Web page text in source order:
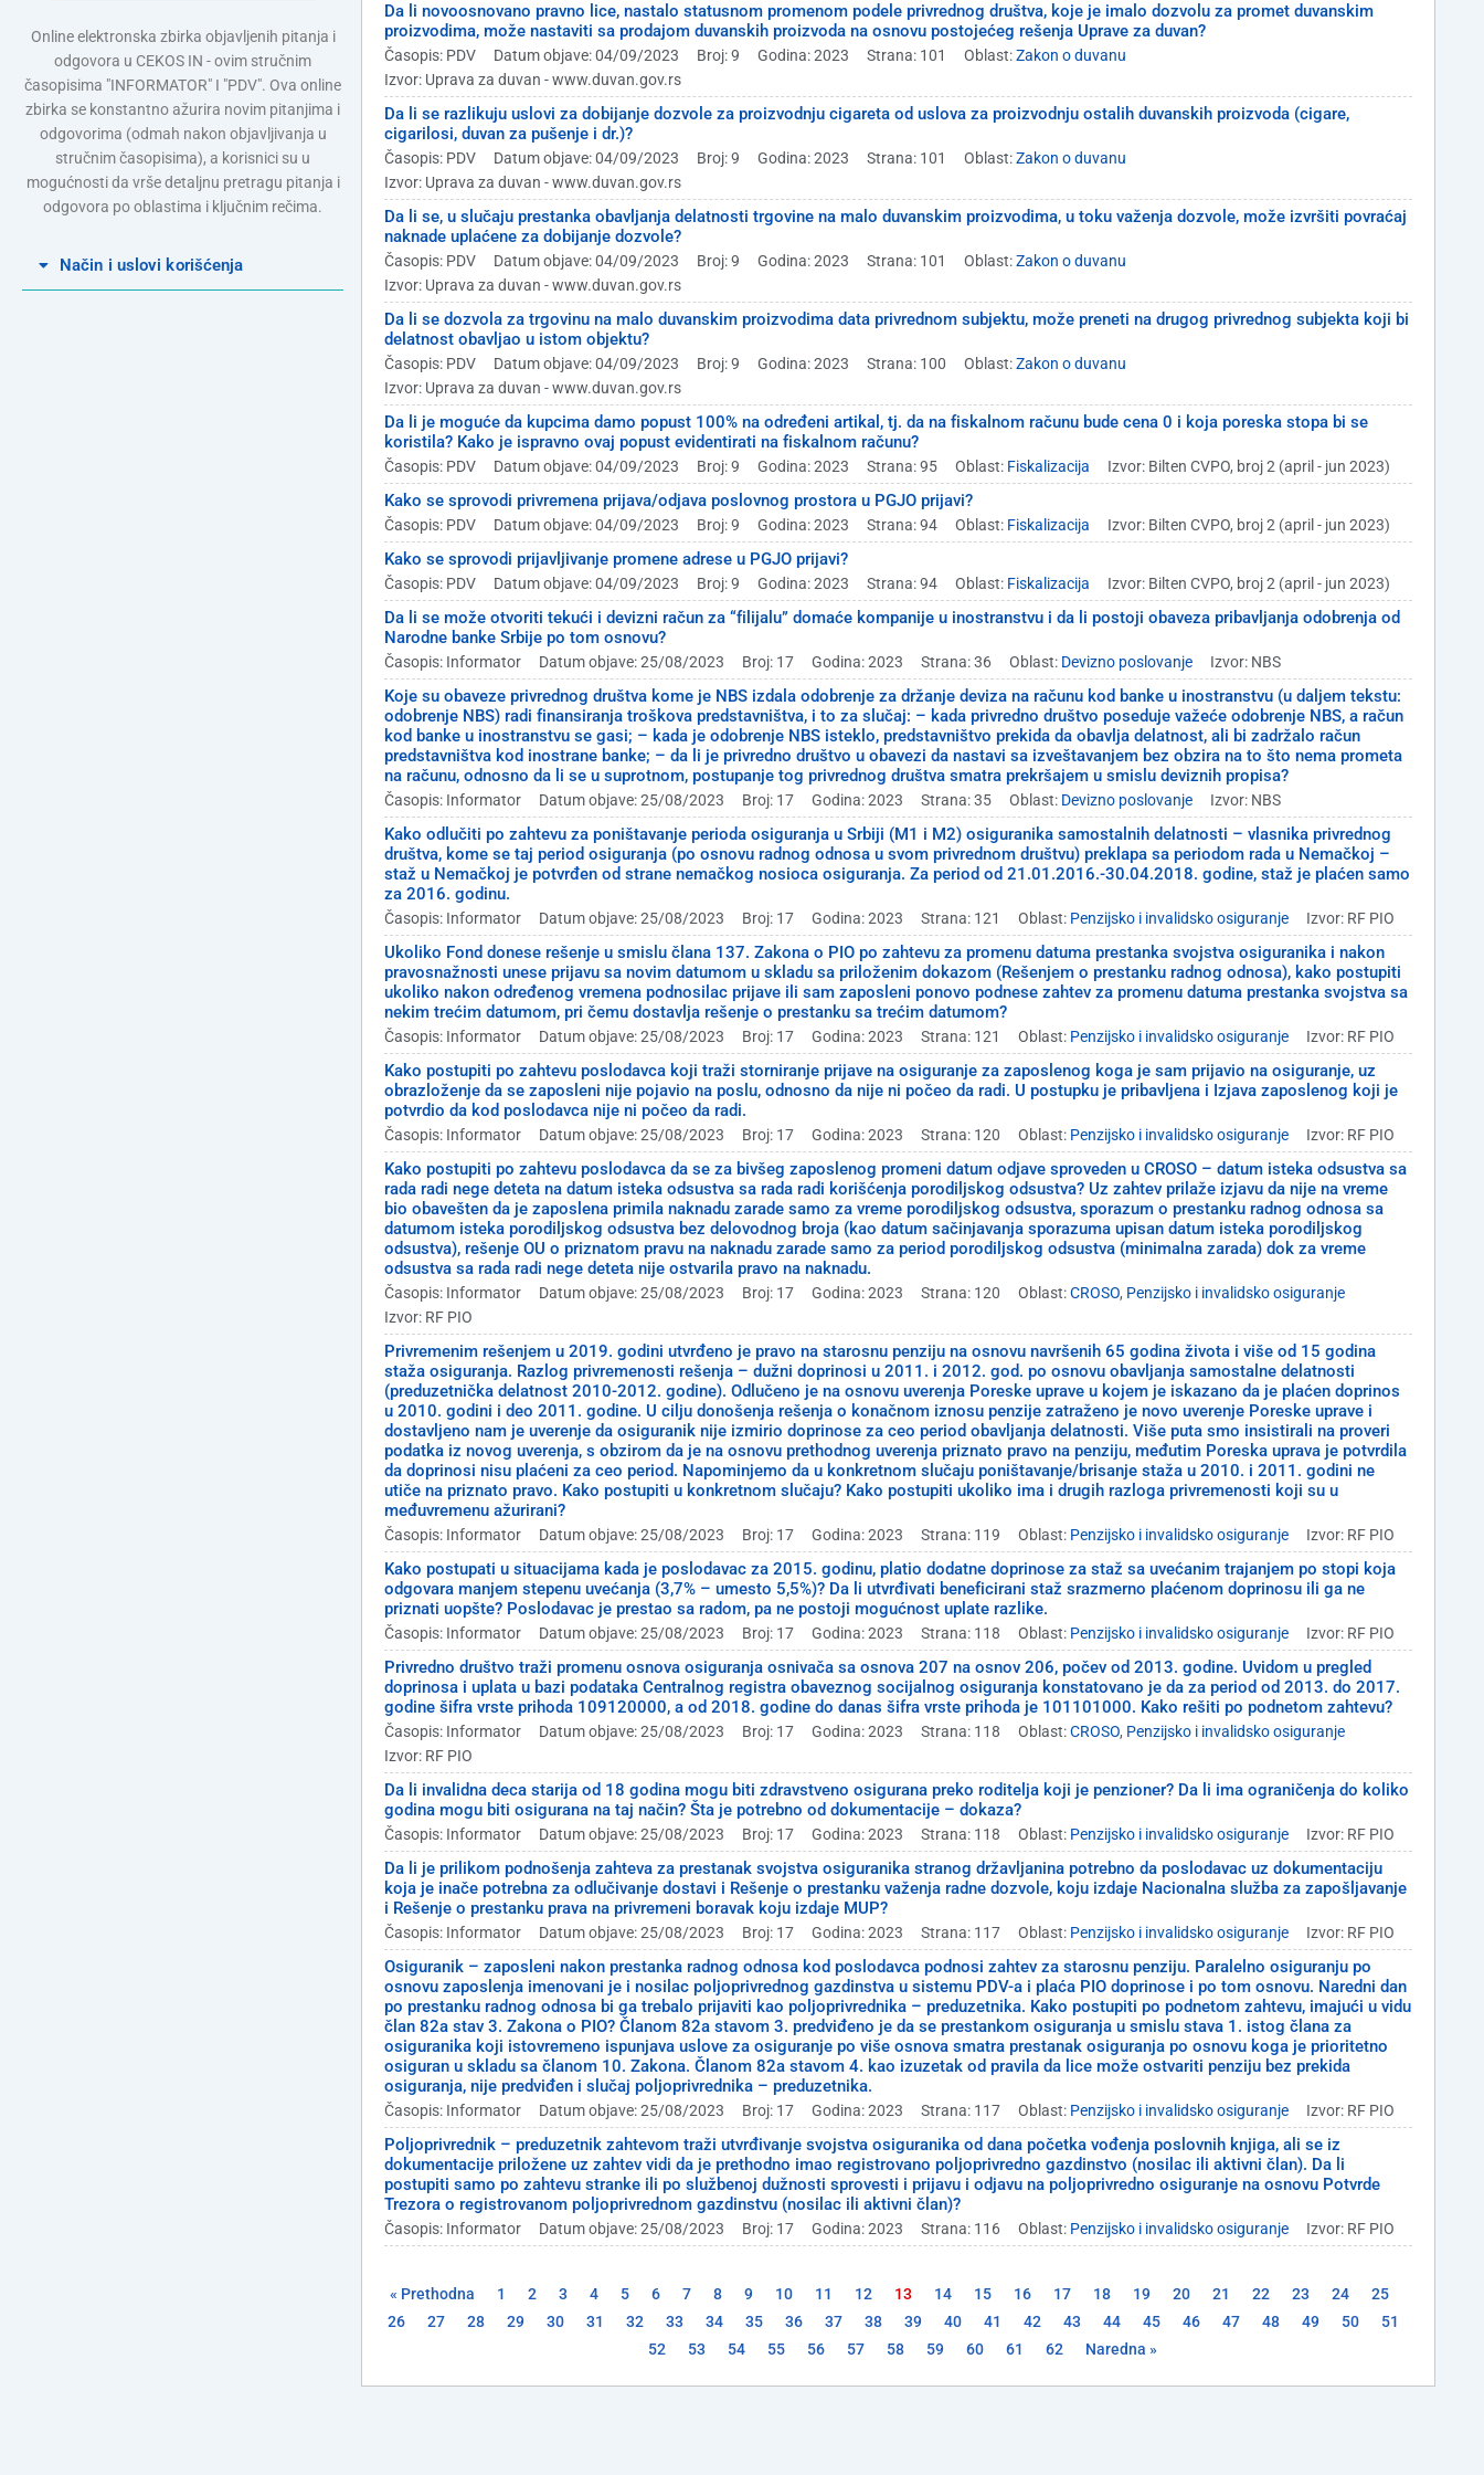
Online elektronska zbirka objavljenih pitanja i
odgovora u CEKOS IN - ovim stručnim
časopisima "INFORMATOR" I "PDV". Ova online
zbirka se konstantno ažurira novim pitanjima i
odgovorima (odmah nakon objavljivanja u
stručnim časopisima), a korisnici su u
mogućnosti da vrše detaljnu pretragu pitanja i
odgovora po oblastima i ključnim rečima.
Način i uslovi korišćenja
Da li novoosnovano pravno lice, nastalo statusnom promenom podele privrednog društva, koje je imalo dozvolu za promet duvanskim
proizvodima, može nastaviti sa prodajom duvanskih proizvoda na osnovu postojećeg rešenja Uprave za duvan?
Časopis: PDV Datum objave: 04/09/2023 Broj: 9 Godina: 2023 Strana: 101 Oblast:Zakon o duvanu
Izvor: Uprava za duvan - www.duvan.gov.rs
Da li se razlikuju uslovi za dobijanje dozvole za proizvodnju cigareta od uslova za proizvodnju ostalih duvanskih proizvoda (cigare,
cigarilosi, duvan za pušenje i dr.)?
Časopis: PDV Datum objave: 04/09/2023 Broj: 9 Godina: 2023 Strana: 101 Oblast:Zakon o duvanu
Izvor: Uprava za duvan - www.duvan.gov.rs
Da li se, u slučaju prestanka obavljanja delatnosti trgovine na malo duvanskim proizvodima, u toku važenja dozvole, može izvršiti povraćaj
naknade uplaćene za dobijanje dozvole?
Časopis: PDV Datum objave: 04/09/2023 Broj: 9 Godina: 2023 Strana: 101 Oblast:Zakon o duvanu
Izvor: Uprava za duvan - www.duvan.gov.rs
Da li se dozvola za trgovinu na malo duvanskim proizvodima data privrednom subjektu, može preneti na drugog privrednog subjekta koji bi
delatnost obavljao u istom objektu?
Časopis: PDV Datum objave: 04/09/2023 Broj: 9 Godina: 2023 Strana: 100 Oblast:Zakon o duvanu
Izvor: Uprava za duvan - www.duvan.gov.rs
Da li je moguće da kupcima damo popust 100% na određeni artikal, tj. da na fiskalnom računu bude cena 0 i koja poreska stopa bi se
koristila? Kako je ispravno ovaj popust evidentirati na fiskalnom računu?
Časopis: PDV Datum objave: 04/09/2023 Broj: 9 Godina: 2023 Strana: 95 Oblast: Fiskalizacija Izvor: Bilten CVPO, broj 2 (april - jun 2023)
Kako se sprovodi privremena prijava/odjava poslovnog prostora u PGJO prijavi?
Časopis: PDV Datum objave: 04/09/2023 Broj: 9 Godina: 2023 Strana: 94 Oblast: Fiskalizacija Izvor: Bilten CVPO, broj 2 (april - jun 2023)
Kako se sprovodi prijavljivanje promene adrese u PGJO prijavi?
Časopis: PDV Datum objave: 04/09/2023 Broj: 9 Godina: 2023 Strana: 94 Oblast: Fiskalizacija Izvor: Bilten CVPO, broj 2 (april - jun 2023)
Da li se može otvoriti tekući i devizni račun za “filijalu” domaće kompanije u inostranstvu i da li postoji obaveza pribavljanja odobrenja od
Narodne banke Srbije po tom osnovu?
Časopis: Informator Datum objave: 25/08/2023 Broj: 17 Godina: 2023 Strana: 36 Oblast: Devizno poslovanje Izvor: NBS
Koje su obaveze privrednog društva kome je NBS izdala odobrenje za držanje deviza na računu kod banke u inostranstvu (u daljem tekstu:
odobrenje NBS) radi finansiranja troškova predstavništva, i to za slučaj: – kada privredno društvo poseduje važeće odobrenje NBS, a račun
kod banke u inostranstvu se gasi; – kada je odobrenje NBS isteklo, predstavništvo prekida da obavlja delatnost, ali bi zadržalo račun
predstavništva kod inostrane banke; – da li je privredno društvo u obavezi da nastavi sa izveštavanjem bez obzira na to što nema prometa
na računu, odnosno da li se u suprotnom, postupanje tog privrednog društva smatra prekršajem u smislu deviznih propisa?
Časopis: Informator Datum objave: 25/08/2023 Broj: 17 Godina: 2023 Strana: 35 Oblast: Devizno poslovanje Izvor: NBS
Kako odlučiti po zahtevu za poništavanje perioda osiguranja u Srbiji (M1 i M2) osiguranika samostalnih delatnosti – vlasnika privrednog
društva, kome se taj period osiguranja (po osnovu radnog odnosa u svom privrednom društvu) preklapa sa periodom rada u Nemačkoj –
staž u Nemačkoj je potvrđen od strane nemačkog nosioca osiguranja. Za period od 21.01.2016.-30.04.2018. godine, staž je plaćen samo
za 2016. godinu.
Časopis: Informator Datum objave: 25/08/2023 Broj: 17 Godina: 2023 Strana: 121 Oblast: Penzijsko i invalidsko osiguranje Izvor: RF PIO
Ukoliko Fond donese rešenje u smislu člana 137. Zakona o PIO po zahtevu za promenu datuma prestanka svojstva osiguranika i nakon
pravosnažnosti unese prijavu sa novim datumom u skladu sa priloženim dokazom (Rešenjem o prestanku radnog odnosa), kako postupiti
ukoliko nakon određenog vremena podnosilac prijave ili sam zaposleni ponovo podnese zahtev za promenu datuma prestanka svojstva sa
nekim trećim datumom, pri čemu dostavlja rešenje o prestanku sa trećim datumom?
Časopis: Informator Datum objave: 25/08/2023 Broj: 17 Godina: 2023 Strana: 121 Oblast: Penzijsko i invalidsko osiguranje Izvor: RF PIO
Kako postupiti po zahtevu poslodavca koji traži storniranje prijave na osiguranje za zaposlenog koga je sam prijavio na osiguranje, uz
obrazloženje da se zaposleni nije pojavio na poslu, odnosno da nije ni počeo da radi. U postupku je pribavljena i Izjava zaposlenog koji je
potvrdio da kod poslodavca nije ni počeo da radi.
Časopis: Informator Datum objave: 25/08/2023 Broj: 17 Godina: 2023 Strana: 120 Oblast: Penzijsko i invalidsko osiguranje Izvor: RF PIO
Kako postupiti po zahtevu poslodavca da se za bivšeg zaposlenog promeni datum odjave sproveden u CROSO – datum isteka odsustva sa
rada radi nege deteta na datum isteka odsustva sa rada radi korišćenja porodiljskog odsustva? Uz zahtev prilaže izjavu da nije na vreme
bio obavešten da je zaposlena primila naknadu zarade samo za vreme porodiljskog odsustva, sporazum o prestanku radnog odnosa sa
datumom isteka porodiljskog odsustva bez delovodnog broja (kao datum sačinjavanja sporazuma upisan datum isteka porodiljskog
odsustva), rešenje OU o priznatom pravu na naknadu zarade samo za period porodiljskog odsustva (minimalna zarada) dok za vreme
odsustva sa rada radi nege deteta nije ostvarila pravo na naknadu.
Časopis: Informator Datum objave: 25/08/2023 Broj: 17 Godina: 2023 Strana: 120 Oblast:CROSO, Penzijsko i invalidsko osiguranje
Izvor: RF PIO
Privremenim rešenjem u 2019. godini utvrđeno je pravo na starosnu penziju na osnovu navršenih 65 godina života i više od 15 godina
staža osiguranja. Razlog privremenosti rešenja – dužni doprinosi u 2011. i 2012. god. po osnovu obavljanja samostalne delatnosti
(preduzetnička delatnost 2010-2012. godine). Odlučeno je na osnovu uverenja Poreske uprave u kojem je iskazano da je plaćen doprinos
u 2010. godini i deo 2011. godine. U cilju donošenja rešenja o konačnom iznosu penzije zatraženo je novo uverenje Poreske uprave i
dostavljeno nam je uverenje da osiguranik nije izmirio doprinose za ceo period obavljanja delatnosti. Više puta smo insistirali na proveri
podatka iz novog uverenja, s obzirom da je na osnovu prethodnog uverenja priznato pravo na penziju, međutim Poreska uprava je potvrdila
da doprinosi nisu plaćeni za ceo period. Napominjemo da u konkretnom slučaju poništavanje/brisanje staža u 2010. i 2011. godini ne
utiče na priznato pravo. Kako postupiti u konkretnom slučaju? Kako postupiti ukoliko ima i drugih razloga privremenosti koji su u
međuvremenu ažurirani?
Časopis: Informator Datum objave: 25/08/2023 Broj: 17 Godina: 2023 Strana: 119 Oblast: Penzijsko i invalidsko osiguranje Izvor: RF PIO
Kako postupati u situacijama kada je poslodavac za 2015. godinu, platio dodatne doprinose za staž sa uvećanim trajanjem po stopi koja
odgovara manjem stepenu uvećanja (3,7% – umesto 5,5%)? Da li utvrđivati beneficirani staž srazmerno plaćenom doprinosu ili ga ne
priznati uopšte? Poslodavac je prestao sa radom, pa ne postoji mogućnost uplate razlike.
Časopis: Informator Datum objave: 25/08/2023 Broj: 17 Godina: 2023 Strana: 118 Oblast: Penzijsko i invalidsko osiguranje Izvor: RF PIO
Privredno društvo traži promenu osnova osiguranja osnivača sa osnova 207 na osnov 206, počev od 2013. godine. Uvidom u pregled
doprinosa i uplata u bazi podataka Centralnog registra obaveznog socijalnog osiguranja konstatovano je da za period od 2013. do 2017.
godine šifra vrste prihoda 109120000, a od 2018. godine do danas šifra vrste prihoda je 101101000. Kako rešiti po podnetom zahtevu?
Časopis: Informator Datum objave: 25/08/2023 Broj: 17 Godina: 2023 Strana: 118 Oblast:CROSO, Penzijsko i invalidsko osiguranje
Izvor: RF PIO
Da li invalidna deca starija od 18 godina mogu biti zdravstveno osigurana preko roditelja koji je penzioner? Da li ima ograničenja do koliko
godina mogu biti osigurana na taj način? Šta je potrebno od dokumentacije – dokaza?
Časopis: Informator Datum objave: 25/08/2023 Broj: 17 Godina: 2023 Strana: 118 Oblast: Penzijsko i invalidsko osiguranje Izvor: RF PIO
Da li je prilikom podnošenja zahteva za prestanak svojstva osiguranika stranog državljanina potrebno da poslodavac uz dokumentaciju
koja je inače potrebna za odlučivanje dostavi i Rešenje o prestanku važenja radne dozvole, koju izdaje Nacionalna služba za zapošljavanje
i Rešenje o prestanku prava na privremeni boravak koju izdaje MUP?
Časopis: Informator Datum objave: 25/08/2023 Broj: 17 Godina: 2023 Strana: 117 Oblast: Penzijsko i invalidsko osiguranje Izvor: RF PIO
Osiguranik – zaposleni nakon prestanka radnog odnosa kod poslodavca podnosi zahtev za starosnu penziju. Paralelno osiguranju po
osnovu zaposlenja imenovani je i nosilac poljoprivrednog gazdinstva u sistemu PDV-a i plaća PIO doprinose i po tom osnovu. Naredni dan
po prestanku radnog odnosa bi ga trebalo prijaviti kao poljoprivrednika – preduzetnika. Kako postupiti po podnetom zahtevu, imajući u vidu
član 82a stav 3. Zakona o PIO? Članom 82a stavom 3. predviđeno je da se prestankom osiguranja u smislu stava 1. istog člana za
osiguranika koji istovremeno ispunjava uslove za osiguranje po više osnova smatra prestanak osiguranja po osnovu koga je prioritetno
osiguran u skladu sa članom 10. Zakona. Članom 82a stavom 4. kao izuzetak od pravila da lice može ostvariti penziju bez prekida
osiguranja, nije predviđen i slučaj poljoprivrednika – preduzetnika.
Časopis: Informator Datum objave: 25/08/2023 Broj: 17 Godina: 2023 Strana: 117 Oblast: Penzijsko i invalidsko osiguranje Izvor: RF PIO
Poljoprivrednik – preduzetnik zahtevom traži utvrđivanje svojstva osiguranika od dana početka vođenja poslovnih knjiga, ali se iz
dokumentacije priložene uz zahtev vidi da je prethodno imao registrovano poljoprivredno gazdinstvo (nosilac ili aktivni član). Da li
postupiti samo po zahtevu stranke ili po službenoj dužnosti sprovesti i prijavu i odjavu na poljoprivredno osiguranje na osnovu Potvrde
Trezora o registrovanom poljoprivrednom gazdinstvu (nosilac ili aktivni član)?
Časopis: Informator Datum objave: 25/08/2023 Broj: 17 Godina: 2023 Strana: 116 Oblast: Penzijsko i invalidsko osiguranje Izvor: RF PIO
« Prethodna 1 2 3 4 5 6 7 8 9 10 11 12 13 14 15 16 17 18 19 20 21 22 23 24
25
26
27 28 29 30 31 32 33 34 35 36 37 38 39 40 41 42 43 44 45 46 47 48 49 50
51
52
53 54 55 56 57 58 59 60 61 62 Naredna »